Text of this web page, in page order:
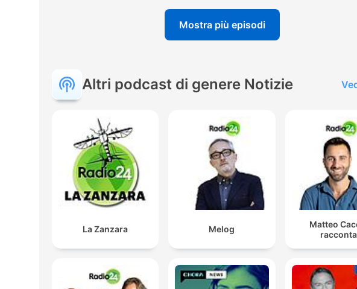
Mostra più episodi
Altri podcast di genere Notizie
La Zanzara Melog
Matteo
racconta